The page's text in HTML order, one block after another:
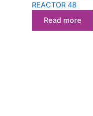
REACTOR 48
Read more